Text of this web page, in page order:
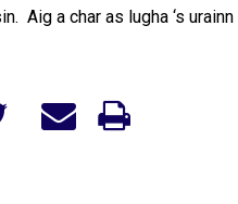
Aig a char as lugha ‘s